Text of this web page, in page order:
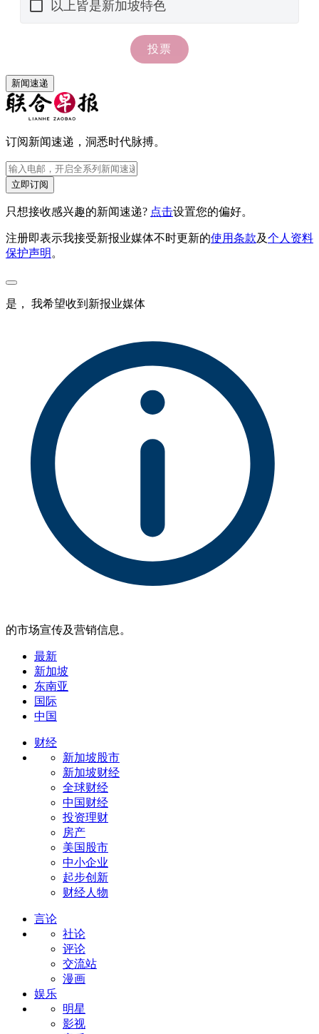
新闻速递
订阅新闻速递，洞悉时代脉搏。
立即订阅
只想接收感兴趣的新闻速递? 点击设置您的偏好。
注册即表示我接受新报业媒体不时更新的使用条款及个人资料
保护声明 。
是， 我希望收到新报业媒体
的市场宣传及营销信息。
最新
新加坡
东南亚
国际
中国
财经
新加坡股市
新加坡财经
全球财经
中国财经
投资理财
房产
美国股市
中小企业
起步创新
财经人物
言论
社论
评论
交流站
漫画
娱乐
明星
影视